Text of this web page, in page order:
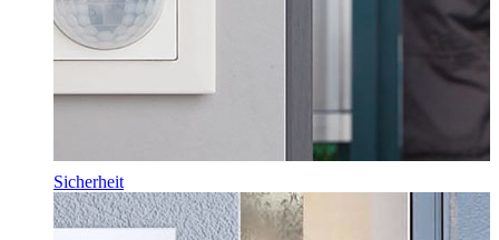
Sicherheit